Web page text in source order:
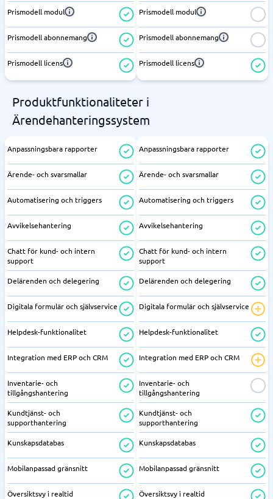
Prismodell modul
Prismodell abonnemang
Prismodell licens
Prismodell modul
Prismodell abonnemang
Prismodell licens
Produktfunktionaliteter i
Ärendehanteringssystem
Anpassningsbara rapporter
Ärende- och svarsmallar
Automatisering och triggers
Avvikelsehantering
Chatt för kund- och intern
support
Delärenden och delegering
Digitala formulär och självservice
Helpdesk-funktionalitet
Integration med ERP och CRM
Inventarie- och
tillgångshantering
Kundtjänst- och
supporthantering
Kunskapsdatabas
Mobilanpassad gränsnitt
Översiktsvy i realtid
Anpassningsbara rapporter
Ärende- och svarsmallar
Automatisering och triggers
Avvikelsehantering
Chatt för kund- och intern
support
Delärenden och delegering
Digitala formulär och självservice
Helpdesk-funktionalitet
Integration med ERP och CRM
Inventarie- och
tillgångshantering
Kundtjänst- och
supporthantering
Kunskapsdatabas
Mobilanpassad gränsnitt
Översiktsvy i realtid